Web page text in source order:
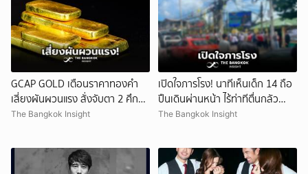
GCAP GOLD เตือนราคาทองคำ
เสี่ยงผันผวนแรง สั่งจับตา 2 ศึก
สำคัญ!
The Bangkok Insight
เปิดใจภารโรง! นาทีเห็นเด็ก 14 ถือ
ปืนเดินผ่านหน้า ไร้ท่าทีตื่นกลัว
ก่อนหลบตำรวจขึ้นอีกอาคาร
The Bangkok Insight